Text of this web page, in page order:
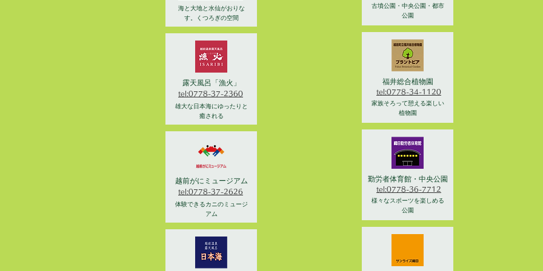
海と大地と水仙がおりな
す。くつろぎの空間
露天風呂「漁火」
tel:0778-37-2360
雄大な日本海にゆったりと
癒される
越前がにミュージアム
tel:0778-37-2626
体験できるカニのミュージ
アム
古墳公園・中央公園・都市
公園
福井総合植物園
tel:0778-34-1120
家族そろって憩える楽しい
植物園
勤労者体育館・中央公園
tel:0778-36-7712
様々なスポーツを楽しめる
公園